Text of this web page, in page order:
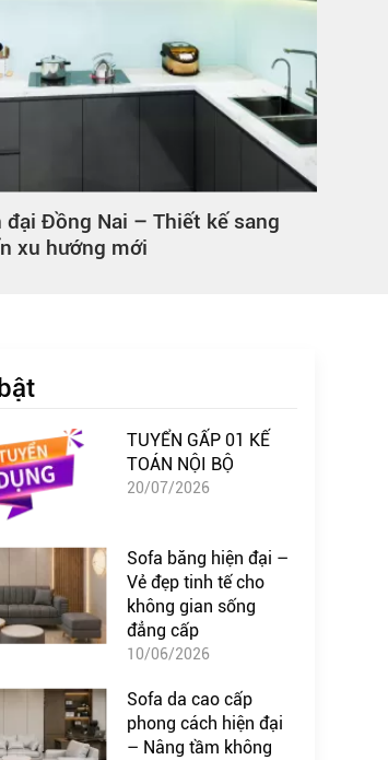
đại Đồng Nai – Thiết kế sang
xu hướng mới
TUYỂN GẤP 01 KẾ
TOÁN NỘI BỘ
20/07/2026
Sofa băng hiện đại –
Vẻ đẹp tinh tế cho
không gian sống
đẳng cấp
10/06/2026
Sofa da cao cấp
phong cách hiện đại
– Nâng tầm không